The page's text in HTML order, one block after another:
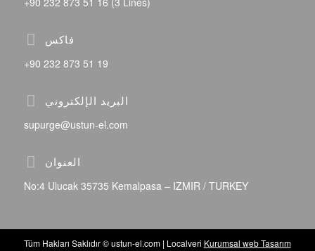
فاكس
+90 232 873 51 19
البريد الإلكتروني
supurge@ustun-el.com
العنوان
No:4 Ulucak 35735 Kemalpasa – IZMIR / TURKEY
Tüm Hakları Saklıdır © ustun-el.com | Localveri Kurumsal web Tasarım